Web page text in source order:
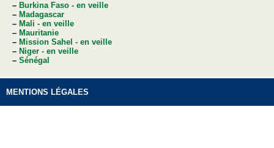
– Burkina Faso - en veille
– Madagascar
– Mali - en veille
– Mauritanie
– Mission Sahel - en veille
– Niger - en veille
– Sénégal
MENTIONS LÉGALES